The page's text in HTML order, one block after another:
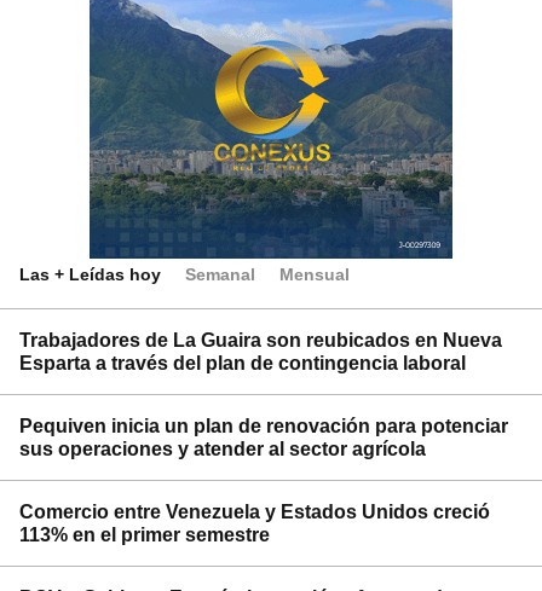
Las + Leídas hoy Semanal Mensual
Trabajadores de La Guaira son reubicados en Nueva
Esparta a través del plan de contingencia laboral
Pequiven inicia un plan de renovación para potenciar
sus operaciones y atender al sector agrícola
Comercio entre Venezuela y Estados Unidos creció
113% en el primer semestre